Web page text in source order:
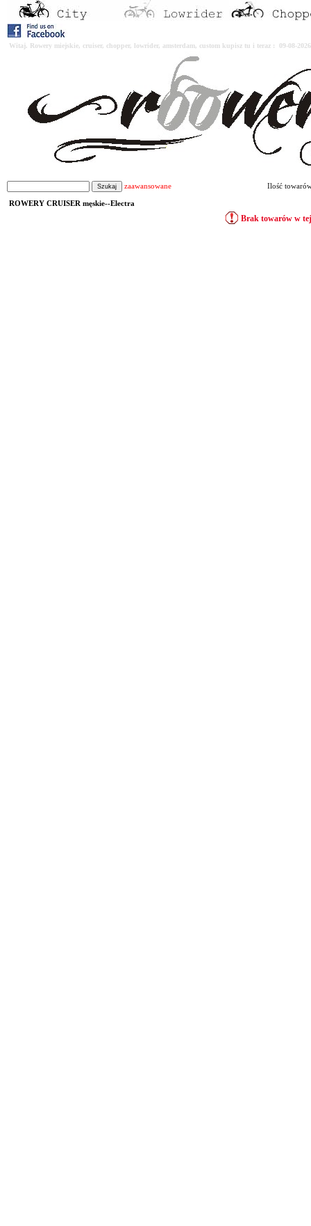
Witaj. Rowery miejskie, cruiser, chopper, lowrider, amsterdam, custom kupisz tu i teraz : 09-08-
zaawansowane Ilość
ROWERY CRUISER męskie--Electra
Brak towarów w